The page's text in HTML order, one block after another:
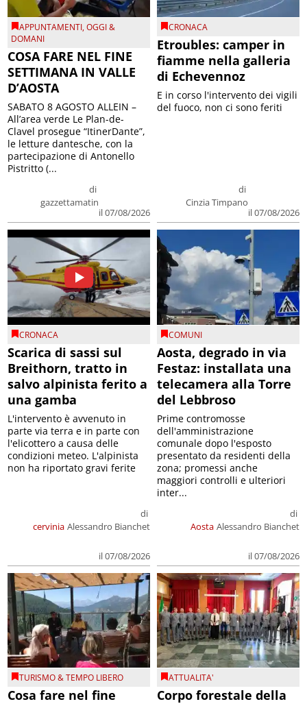
APPUNTAMENTI,OGGI &
DOMANI
COSA FARE NEL FINE
SETTIMANA IN VALLE
D’AOSTA
di
gazzettamatin
il 07/08/2026
SABATO 8 AGOSTO ALLEIN –
All’area verde Le Plan-de-
Clavel prosegue “ItinerDante”,
le letture dantesche, con la
partecipazione di Antonello
Pistritto (...
CRONACA
Etroubles: camper in
fiamme nella galleria
di Echevennoz
di
Cinzia Timpano
il 07/08/2026
E in corso l'intervento dei vigili
del fuoco, non ci sono feriti
CRONACA
Scarica di sassi sul
Breithorn, tratto in
salvo alpinista ferito a
una gamba
cervinia
di
Alessandro Bianchet
il 07/08/2026
L'intervento è avvenuto in
parte via terra e in parte con
l'elicottero a causa delle
condizioni meteo. L'alpinista
non ha riportato gravi ferite
COMUNI
Aosta, degrado in via
Festaz: installata una
telecamera alla Torre
del Lebbroso
Aosta
di
Alessandro Bianchet
il 07/08/2026
Prime contromosse
dell'amministrazione
comunale dopo l'esposto
presentato da residenti della
zona; promessi anche
maggiori controlli e ulteriori
inter...
TURISMO & TEMPO LIBERO
Cosa fare nel fine
ATTUALITA'
Corpo forestale della